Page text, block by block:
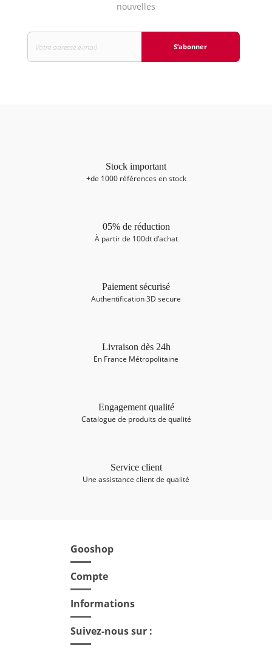
nouvelles
S’abonner
Stock important
+de 1000 références en stock
05% de réduction
À partir de 100dt d’achat
Paiement sécurisé
Authentification 3D secure
Livraison dès 24h
En France Métropolitaine
Engagement qualité
Catalogue de produits de qualité
Service client
Une assistance client de qualité
Gooshop
Compte
Informations
Suivez-nous sur :